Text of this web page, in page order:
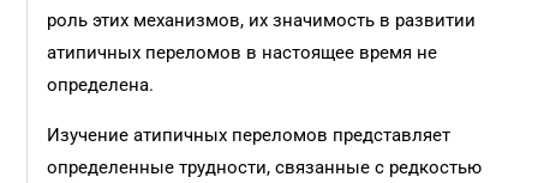
роль этих механизмов, их значимость в развитии
атипичных переломов в настоящее время не
определена.
Изучение атипичных переломов представляет
определенные трудности, связанные с редкостью